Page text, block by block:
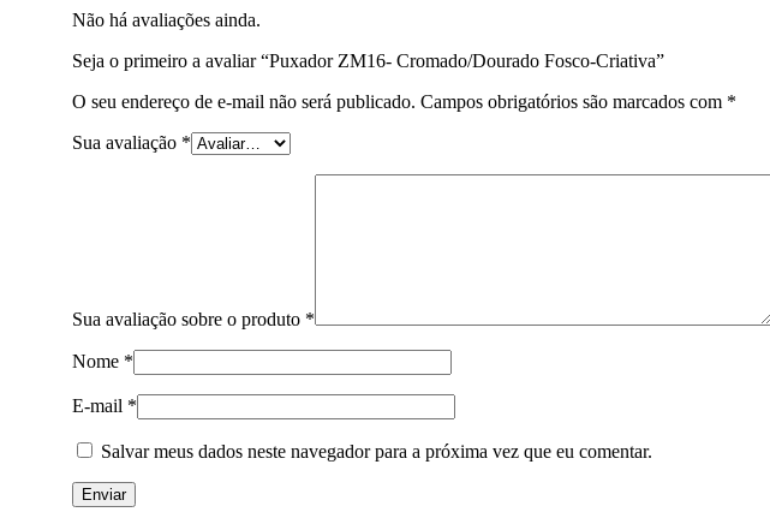
Não há avaliações ainda.
Seja o primeiro a avaliar “Puxador ZM16- Cromado/Dourado Fosco-Criativa”
O seu endereço de e-mail não será publicado. Campos obrigatórios são marcados com *
Sua avaliação *
Sua avaliação sobre o produto *
Nome *
E-mail *
Salvar meus dados neste navegador para a próxima vez que eu comentar.